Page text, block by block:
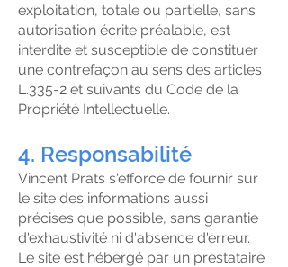
exploitation, totale ou partielle, sans
autorisation écrite préalable, est
interdite et susceptible de constituer
une contrefaçon au sens des articles
L.335-2 et suivants du Code de la
Propriété Intellectuelle.
4. Responsabilité
Vincent Prats s'efforce de fournir sur
le site des informations aussi
précises que possible, sans garantie
d'exhaustivité ni d'absence d'erreur.
Le site est hébergé par un prestataire